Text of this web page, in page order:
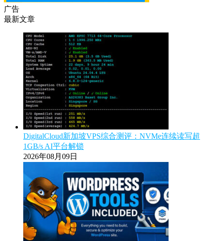
广告
最新文章
DigitalCloud新加坡VPS综合测评：NVMe连续读写超
1GB/s AI平台解锁
2026年08月09日